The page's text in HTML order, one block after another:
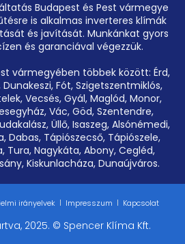
Budapest és Pest vármegye
is alkalmas inverteres klímák
és javítását. Munkánkat gyors
és garanciával végezzük.
vármegyében többek között: Érd,
Fót, Szigetszentmiklós,
Vecsés, Gyál, Maglód, Monor,
Vác, Göd, Szentendre,
Üllő, Isaszeg, Alsónémedi,
Dabas, Tápiószecső, Tápiószele,
Tura, Nagykáta, Abony, Cegléd,
Kiskunlacháza, Dunaújváros.
irányelvek Impresszum Kapcsolat
2025. © Spencer Klíma Kft.